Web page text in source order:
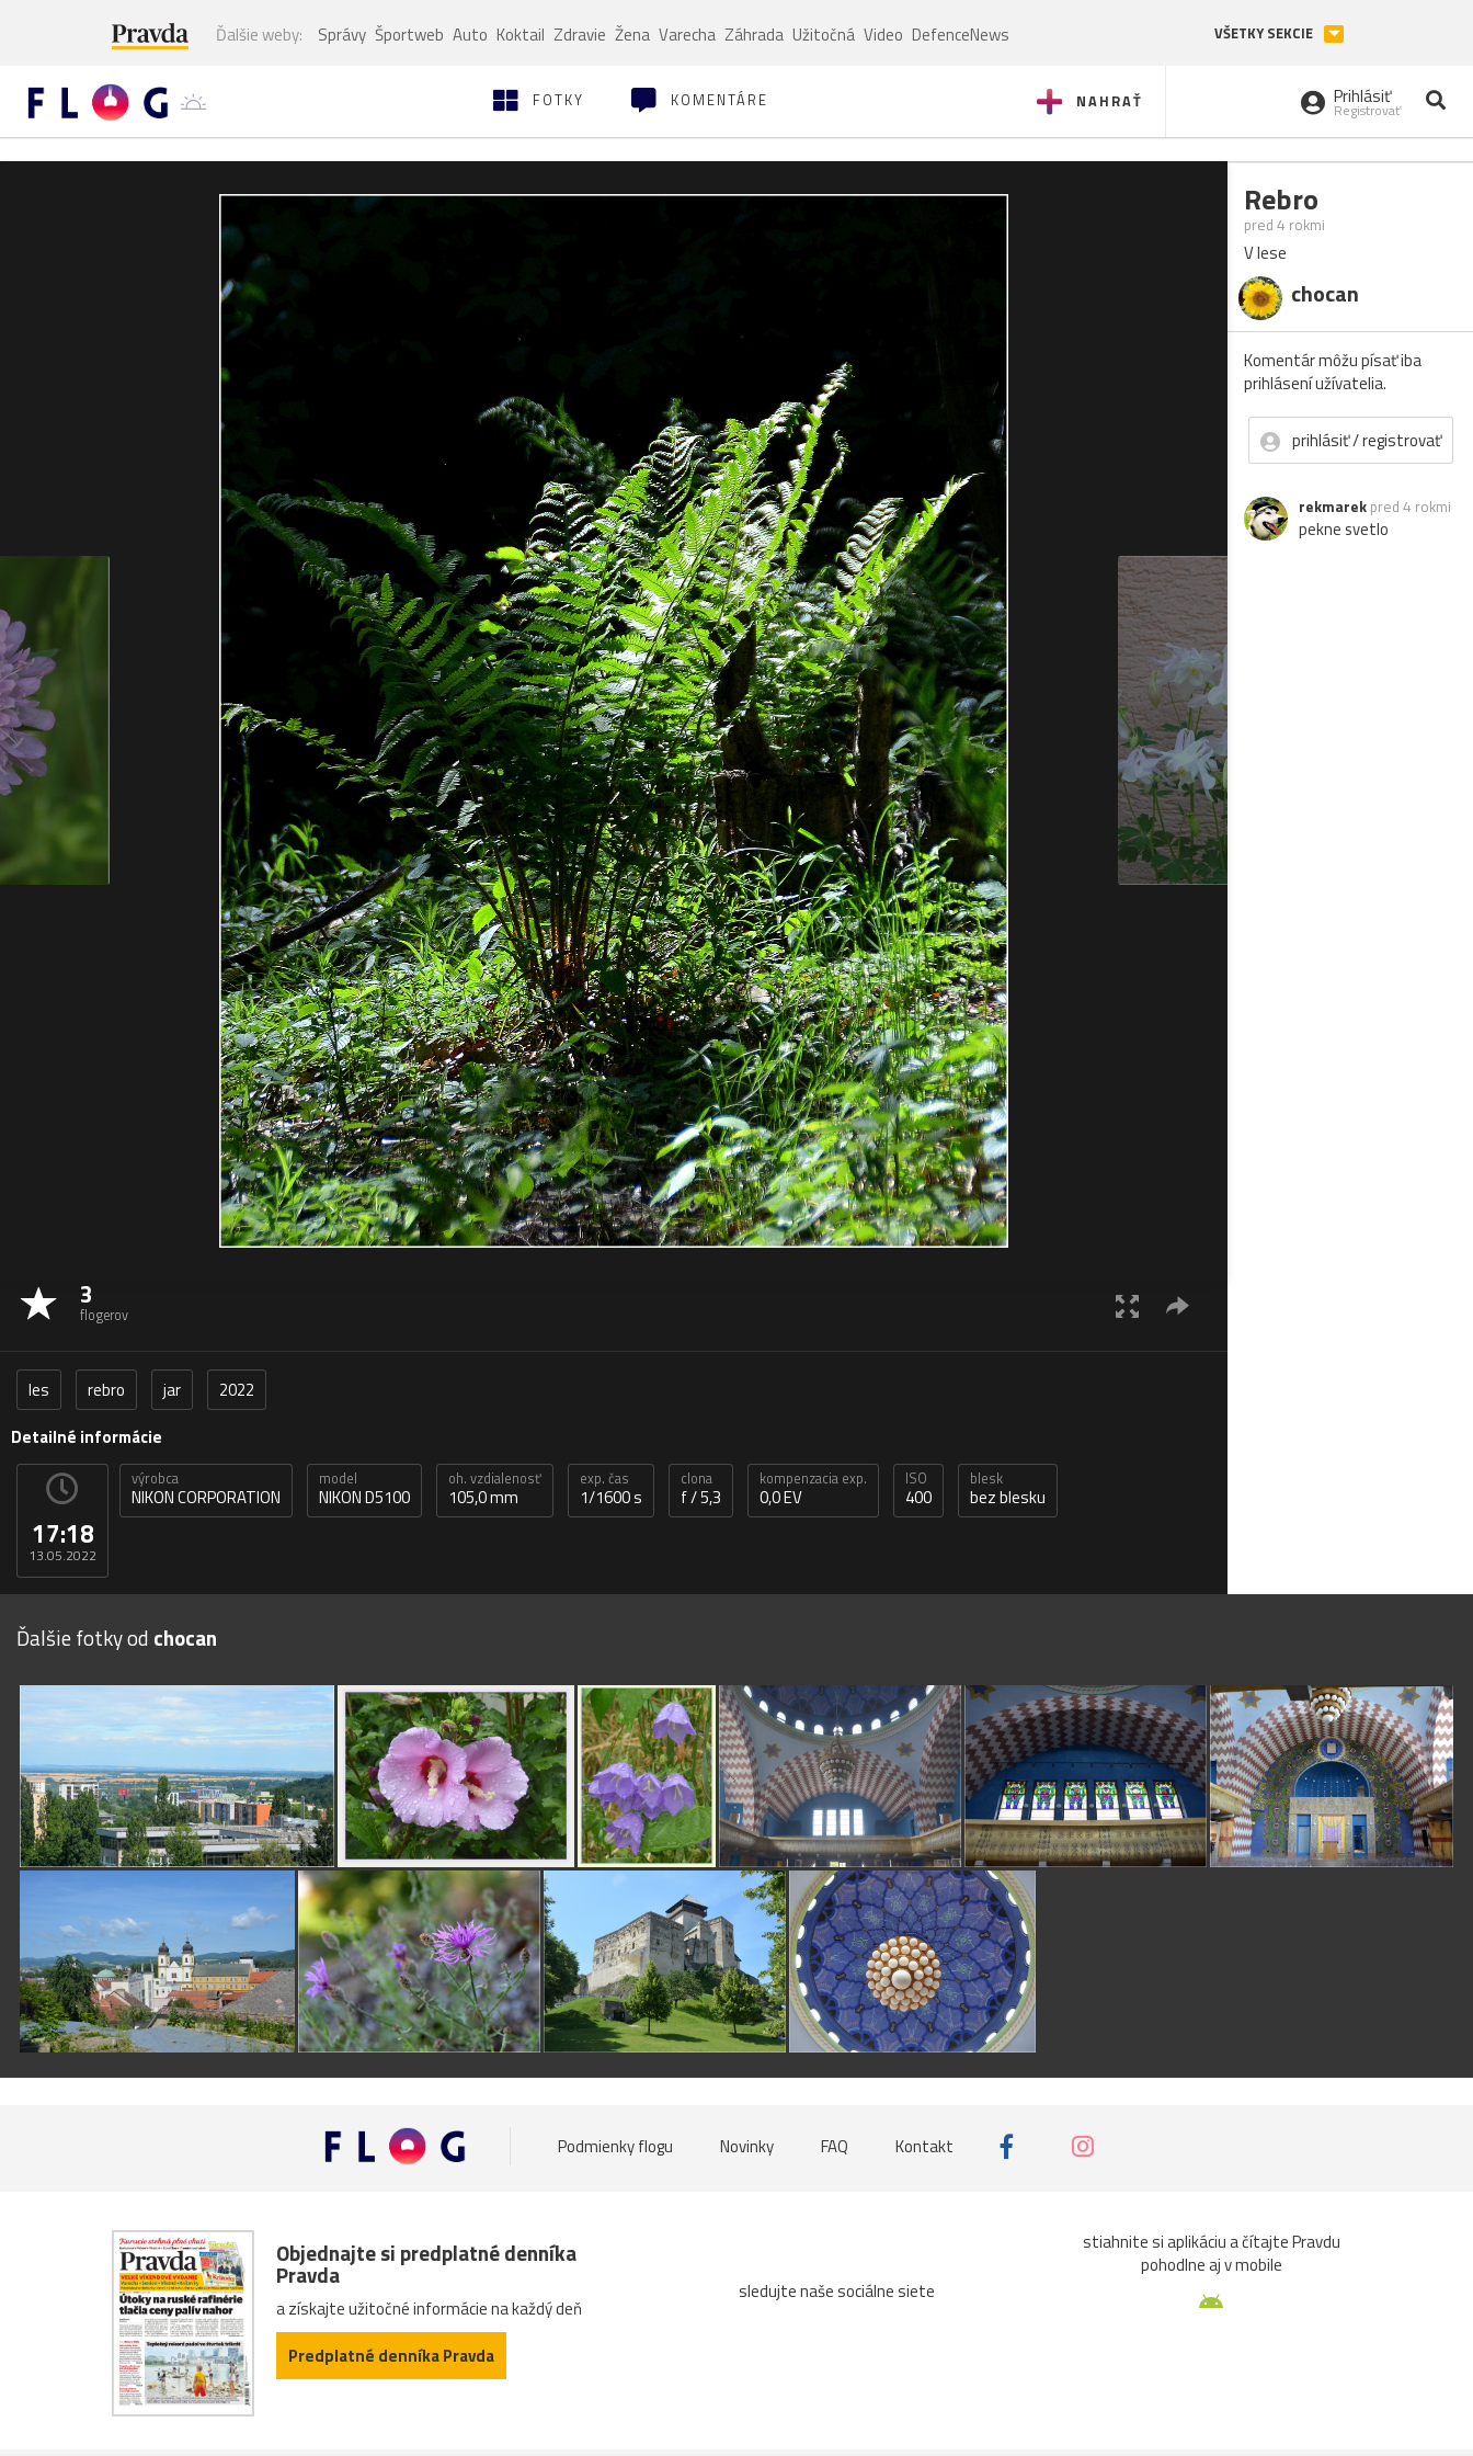
Ďalšie weby: Správy Športweb Auto Koktail Zdravie Žena Varecha Záhrada Užitočná Video DefenceNews VŠETKY SEKCIE
NAHRAŤ
FOTKY KOMENTÁRE Prihlásiť
Registrovať
3
flogerov
les rebro jar
2022
Detailné informácie
17:18
13.05.2022
výrobca
NIKON CORPORATION
model
NIKON D5100
oh. vzdialenosť
105,0 mm
exp. čas
1/1600 s
clona
f / 5,3
kompenzacia exp.
0,0 EV
ISO
400
blesk
bez blesku
Rebro
pred 4 rokmi
V lese
chocan
Komentár môžu písať iba
prihlásení užívatelia.
prihlásiť / registrovať
rekmarek pred 4 rokmi
pekne svetlo
Ďalšie fotky od chocan
Podmienky flogu Novinky FAQ Kontakt
Objednajte si predplatné denníka
Pravda
a získajte užitočné informácie na každý deň
Predplatné denníka Pravda
sledujte naše sociálne siete
stiahnite si aplikáciu a čítajte Pravdu
pohodlne aj v mobile